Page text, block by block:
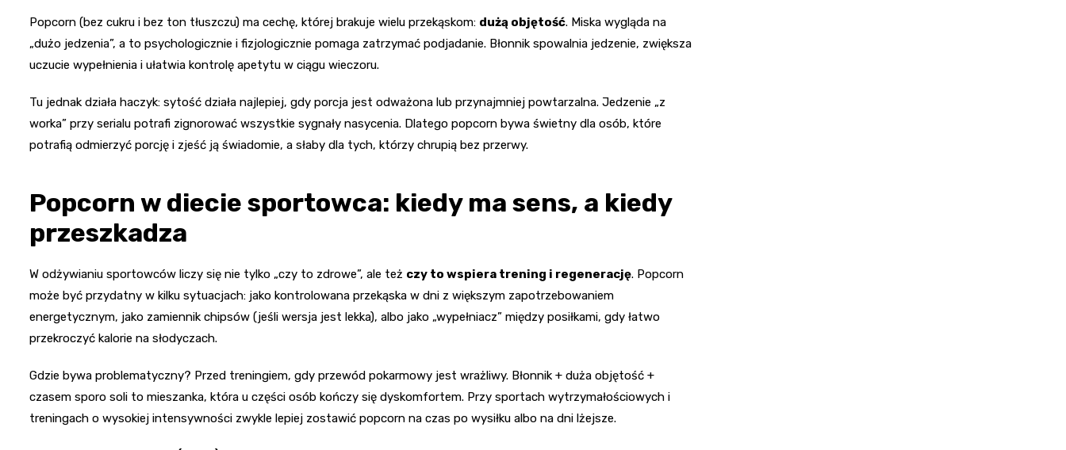
Popcorn (bez cukru i bez ton tłuszczu) ma cechę, której brakuje wielu przekąskom: dużą objętość. Miska wygląda na
„dużo jedzenia”, a to psychologicznie i fizjologicznie pomaga zatrzymać podjadanie. Błonnik spowalnia jedzenie, zwiększa
uczucie wypełnienia i ułatwia kontrolę apetytu w ciągu wieczoru.
Tu jednak działa haczyk: sytość działa najlepiej, gdy porcja jest odważona lub przynajmniej powtarzalna. Jedzenie „z
worka” przy serialu potrafi zignorować wszystkie sygnały nasycenia. Dlatego popcorn bywa świetny dla osób, które
potrafią odmierzyć porcję i zjeść ją świadomie, a słaby dla tych, którzy chrupią bez przerwy.
Popcorn w diecie sportowca: kiedy ma sens, a kiedy
przeszkadza
W odżywianiu sportowców liczy się nie tylko „czy to zdrowe”, ale też czy to wspiera trening i regenerację. Popcorn
może być przydatny w kilku sytuacjach: jako kontrolowana przekąska w dni z większym zapotrzebowaniem
energetycznym, jako zamiennik chipsów (jeśli wersja jest lekka), albo jako „wypełniacz” między posiłkami, gdy łatwo
przekroczyć kalorie na słodyczach.
Gdzie bywa problematyczny? Przed treningiem, gdy przewód pokarmowy jest wrażliwy. Błonnik + duża objętość +
czasem sporo soli to mieszanka, która u części osób kończy się dyskomfortem. Przy sportach wytrzymałościowych i
treningach o wysokiej intensywności zwykle lepiej zostawić popcorn na czas po wysiłku albo na dni lżejsze.